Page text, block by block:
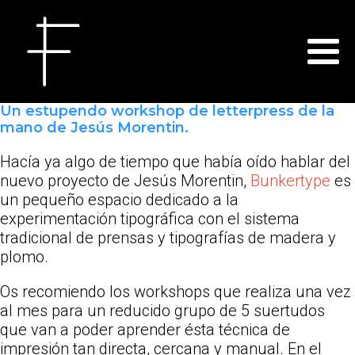
Un estupendo workshop de letterpress de la
mano de Jesús Morentin.
Hacía ya algo de tiempo que había oído hablar del
nuevo proyecto de Jesús Morentin, Bunkertype es
un pequeño espacio dedicado a la
experimentación tipográfica con el sistema
tradicional de prensas y tipografías de madera y
plomo.
Os recomiendo los workshops que realiza una vez
al mes para un reducido grupo de 5 suertudos
que van a poder aprender ésta técnica de
impresión tan directa, cercana y manual. En el